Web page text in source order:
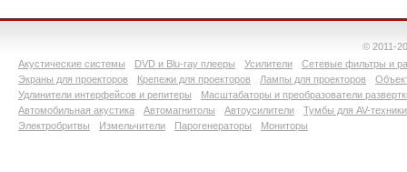
© 2011-
Акустические системы
DVD и Blu-ray плееры Усилители
Сетевые фильтры и
Экраны для проекторов
Крепежи для проекторов Лампы для проекторов
Удлинители интерфейсов и репитеры
Масштабаторы и преобразователи
Автомобильная акустика
Автомагнитолы Автоусилители
Тумбы для AV-техники
Электробритвы
Измельчители Парогенераторы Мониторы